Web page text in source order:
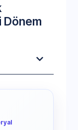
Dönem